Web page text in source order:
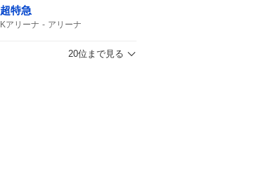
特急
Kアリーナ アリーナ
20位まで見る